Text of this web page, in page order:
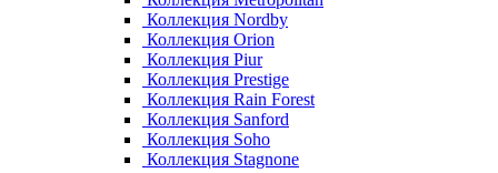
Коллекция Nordby
Коллекция Orion
Коллекция Piur
Коллекция Prestige
Коллекция Rain Forest
Коллекция Sanford
Коллекция Soho
Коллекция Stagnone